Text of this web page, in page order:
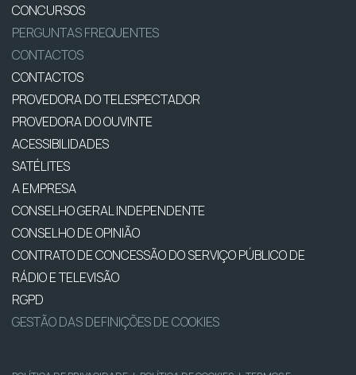
CONCURSOS
PERGUNTAS FREQUENTES
CONTACTOS
CONTACTOS
PROVEDORA DO TELESPECTADOR
PROVEDORA DO OUVINTE
ACESSIBILIDADES
SATÉLITES
A EMPRESA
CONSELHO GERAL INDEPENDENTE
CONSELHO DE OPINIÃO
CONTRATO DE CONCESSÃO DO SERVIÇO PÚBLICO DE
RÁDIO E TELEVISÃO
RGPD
GESTÃO DAS DEFINIÇÕES DE COOKIES